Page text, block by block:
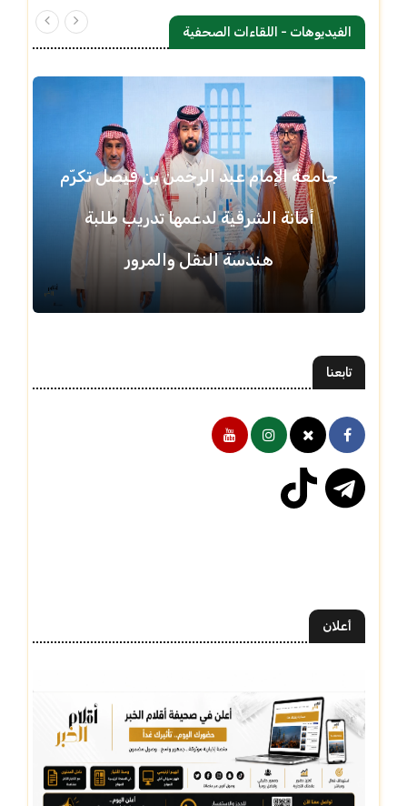
الفيديوهات - اللقاءات الصحفية
جامعة الإمام عبد الرحمن بن فيصل تكرّم
أمانة الشرقية لدعمها تدريب طلبة
هندسة النقل والمرور
تابعنا
أعلان